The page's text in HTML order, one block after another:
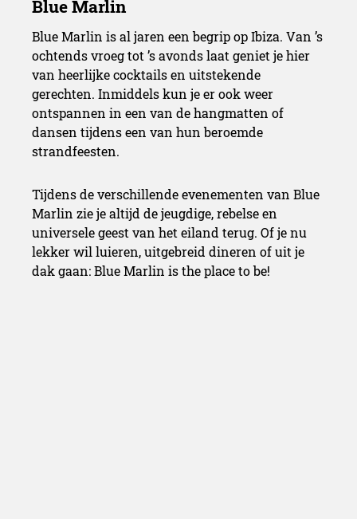
Blue Marlin is al jaren een begrip op Ibiza. Van ’s
ochtends vroeg tot ’s avonds laat geniet je hier
van heerlijke cocktails en uitstekende
gerechten. Inmiddels kun je er ook weer
ontspannen in een van de hangmatten of
dansen tijdens een van hun beroemde
strandfeesten.
Tijdens de verschillende evenementen van Blue
Marlin zie je altijd de jeugdige, rebelse en
universele geest van het eiland terug. Of je nu
lekker wil luieren, uitgebreid dineren of uit je
dak gaan: Blue Marlin is the place to be!